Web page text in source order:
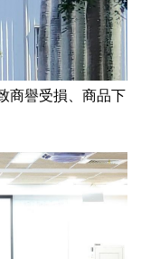
商譽受損、商品下